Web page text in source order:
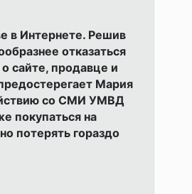
в Интернете. Решив
отказаться
сайте, продавце и
Мария
со СМИ УМВД
покупаться на
потерять гораздо